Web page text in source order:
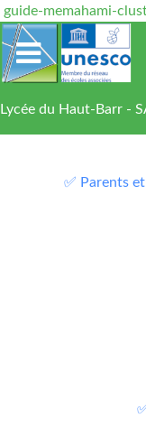
guide-memahami-
Lycée du Haut-Barr -
✅ Parents